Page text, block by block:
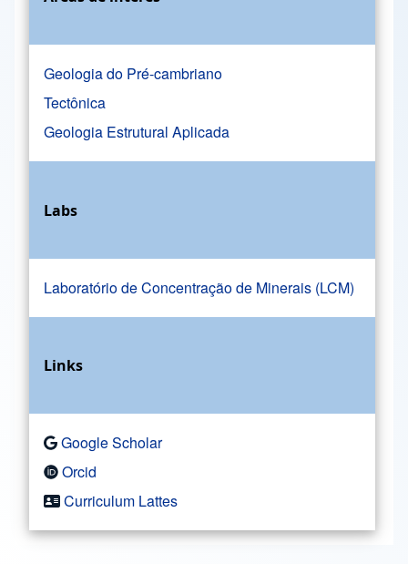
Geologia do Pré-cambriano
Tectônica
Geologia Estrutural Aplicada
Labs
Laboratório de Concentração de Minerais (LCM)
Links
Google Scholar
Orcid
Curriculum Lattes